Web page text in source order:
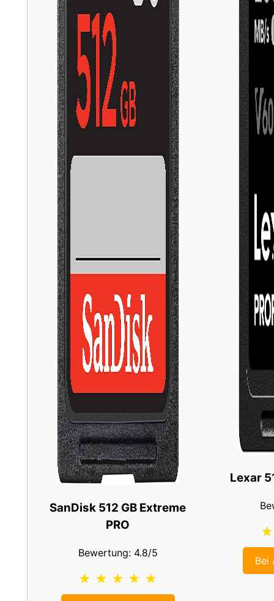
SanDisk 512 GB Extreme
PRO
Bewertung: 4.8/5
★ ★ ★ ★ ★
Lexar
Bei